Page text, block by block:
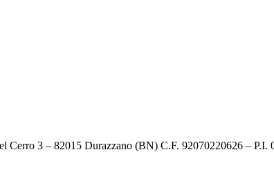
Cerro 3 – 82015 Durazzano (BN) C.F. 92070220626 – P.I.